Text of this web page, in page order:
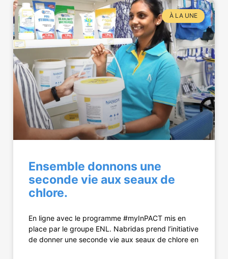
À LA UNE
Ensemble donnons une
seconde vie aux seaux de
chlore.
En ligne avec le programme #myInPACT mis en
place par le groupe ENL. Nabridas prend l’initiative
de donner une seconde vie aux seaux de chlore en